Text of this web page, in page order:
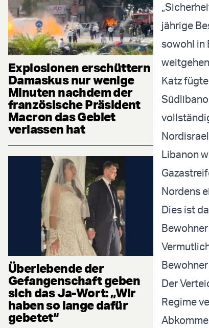
Explosionen erschüttern
Damaskus nur wenige
Minuten nachdem der
französische Präsident
Macron das Gebiet
verlassen hat
Überlebende der
Gefangenschaft geben
sich das Ja-Wort: „Wir
haben so lange dafür
gebetet“
jährige
sowohl in
Katz
Libanon
Nordens
Dies ist
Der
Regime